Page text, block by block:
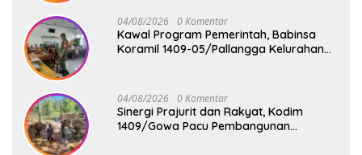
04/08/2026 0 Komentar
Kawal Program Pemerintah, Babinsa
Koramil 1409-05/Pallangga Kelurahan
04/08/2026 0 Komentar
Sinergi Prajurit dan Rakyat, Kodim
1409/Gowa Pacu Pembangunan